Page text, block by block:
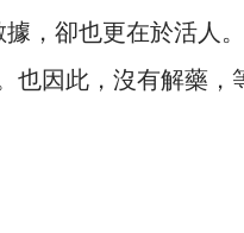
，卻也更在於活人。
也因此，沒有解藥，